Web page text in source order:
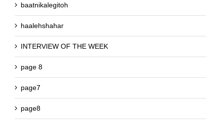
baatnikalegitoh
haalehshahar
INTERVIEW OF THE WEEK
page 8
page7
page8